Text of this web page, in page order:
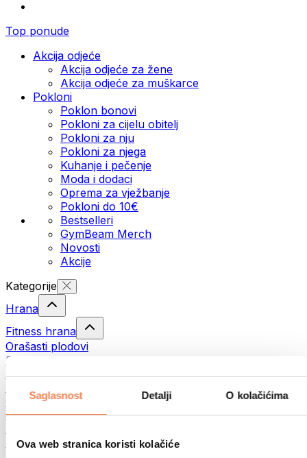
Saglasnost Detalji O kolačićima
Ova web stranica koristi kolačiće
Top ponude
Akcija odjeće
Akcija odjeće za žene
Akcija odjeće za muškarce
Pokloni
Poklon bonovi
Pokloni za cijelu obitelj
Pokloni za nju
Pokloni za njega
Kuhanje i pečenje
Moda i dodaci
Oprema za vježbanje
Pokloni do 10€
Bestselleri
GymBeam Merch
Novosti
Akcije
Kategorije
Hrana
Fitness hrana
Orašasti plodovi
Sjemenke
Namazi i paste
Gotovi obroci
Jaja
Meso